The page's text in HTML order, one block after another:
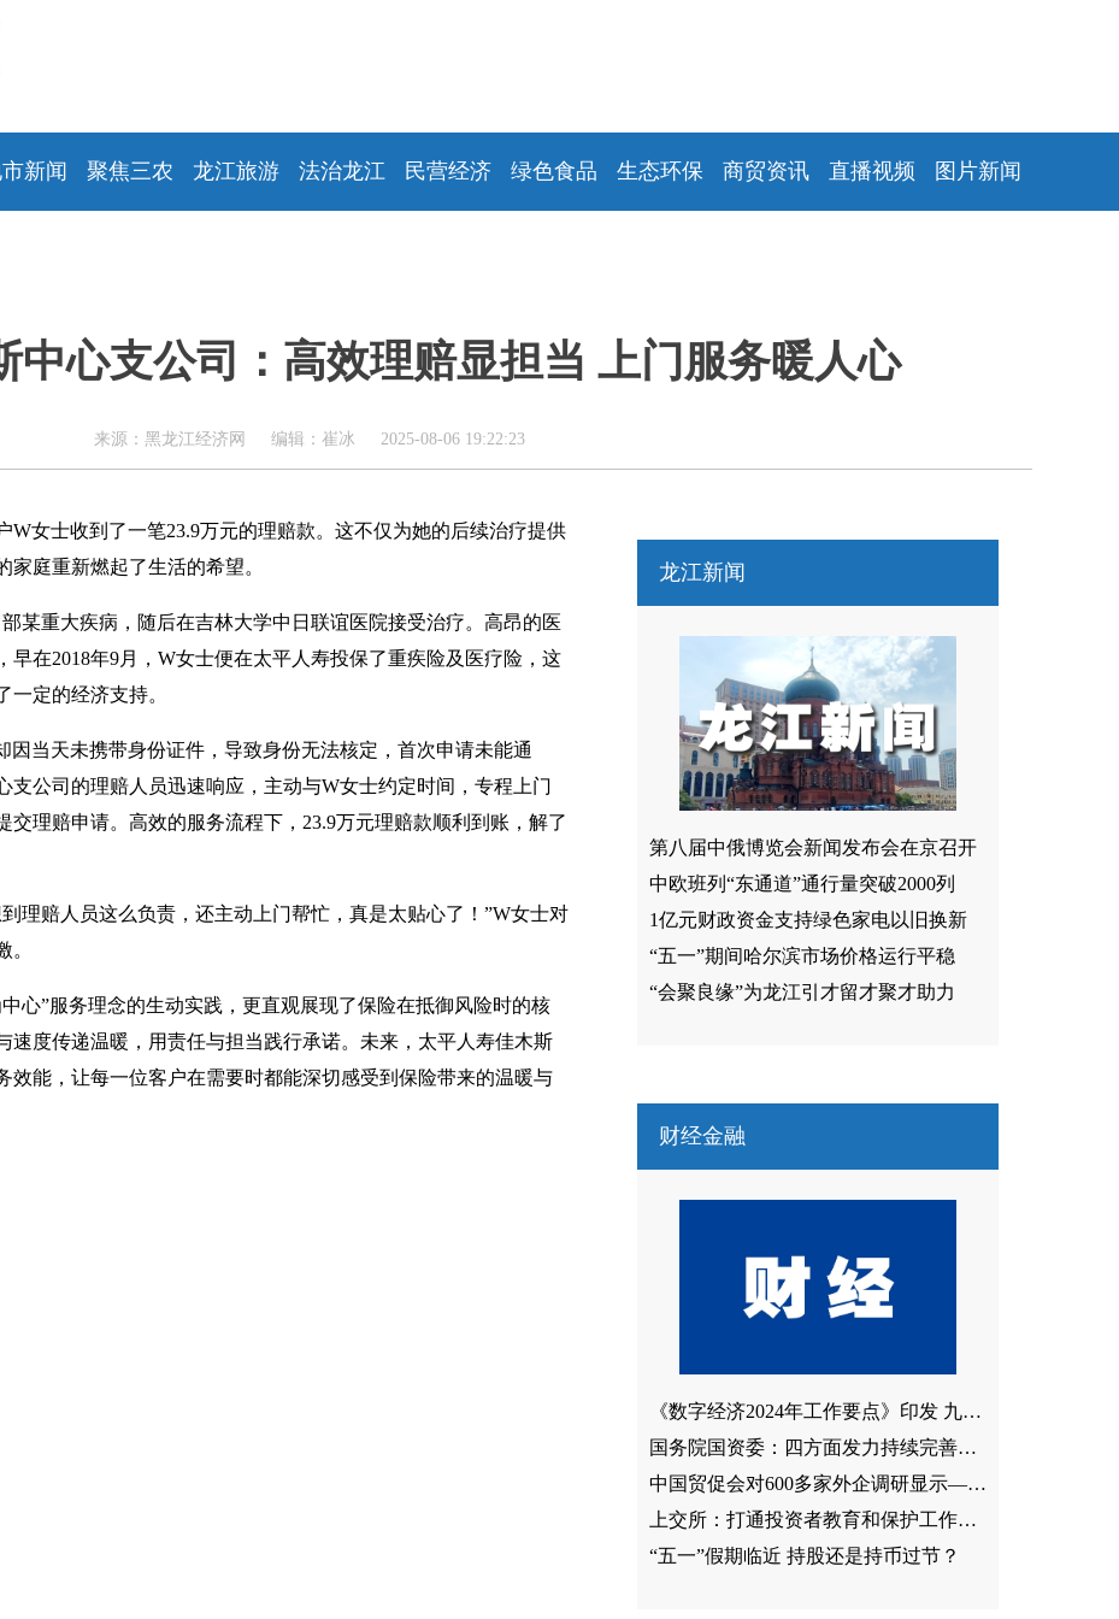
新闻 聚焦三农 龙江旅游 法治龙江 民营经济 绿色食品 生态环保 商贸资讯 直播视频 图片新闻
中心支公司：高效理赔显担当 上门服务暖人心
来源：黑龙江经济网 编辑：崔冰 2025-08-06 19:22:23
W女士收到了一笔23.9万元的理赔款。这不仅为她的后续治疗提供
庭重新燃起了生活的希望。
某重大疾病，随后在吉林大学中日联谊医院接受治疗。高昂的医
在2018年9月，W女士便在太平人寿投保了重疾险及医疗险，这
定的经济支持。
因当天未携带身份证件，导致身份无法核定，首次申请未能通
支公司的理赔人员迅速响应，主动与W女士约定时间，专程上门
理赔申请。高效的服务流程下，23.9万元理赔款顺利到账，解了
理赔人员这么负责，还主动上门帮忙，真是太贴心了！”W女士对
。
心”服务理念的生动实践，更直观展现了保险在抵御风险时的核
速度传递温暖，用责任与担当践行承诺。未来，太平人寿佳木斯
效能，让每一位客户在需要时都能深切感受到保险带来的温暖与